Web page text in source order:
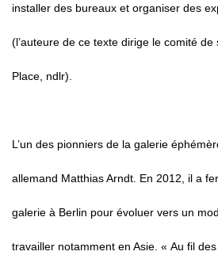
installer des bureaux et organiser des
(l’auteure de ce texte dirige le comité
Place, ndlr).
L’un des pionniers de la galerie
allemand Matthias Arndt. En 2012, il a
galerie à Berlin pour évoluer vers un
travailler notamment en Asie. « Au fil